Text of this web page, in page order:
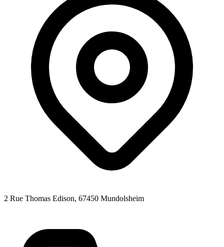
2 Rue Thomas Edison, 67450 Mundolsheim